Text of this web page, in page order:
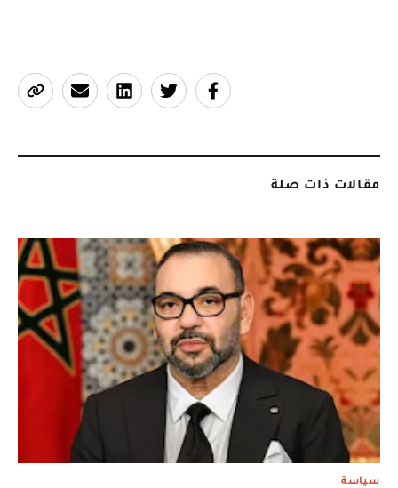
مقالات ذات صلة
سياسة